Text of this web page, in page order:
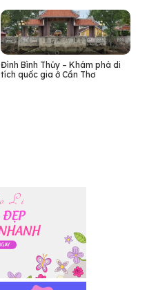
Đình Bình Thủy – Khám phá di
tích quốc gia ở Cần Thơ